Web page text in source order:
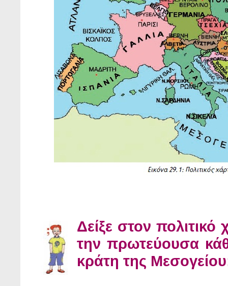
Δείξε στον
την πρωτεύουσα
κράτη της